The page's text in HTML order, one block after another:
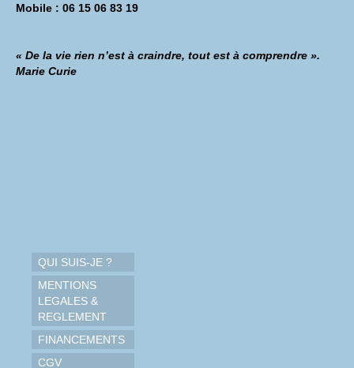
Mobile : 06 15 06 83 19
« De la vie rien n’est à craindre, tout est à comprendre ».
Marie Curie
QUI SUIS-JE ?
MENTIONS
LEGALES &
REGLEMENT
FINANCEMENTS
CGV